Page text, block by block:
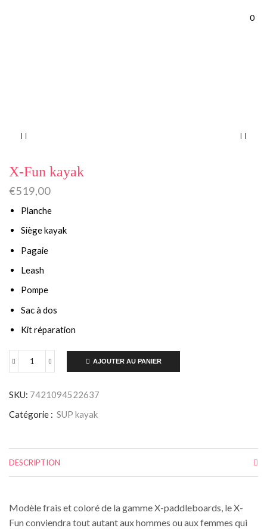
0
X-Fun kayak
€519,00
Planche
Siège kayak
Pagaie
Leash
Pompe
Sac à dos
Kit réparation
AJOUTER AU PANIER
SKU: 7421094522637
Catégorie : SUP kayak
DESCRIPTION
Modèle frais et coloré de la gamme X-paddleboards, le X-
Fun conviendra tout autant aux hommes ou aux femmes qui